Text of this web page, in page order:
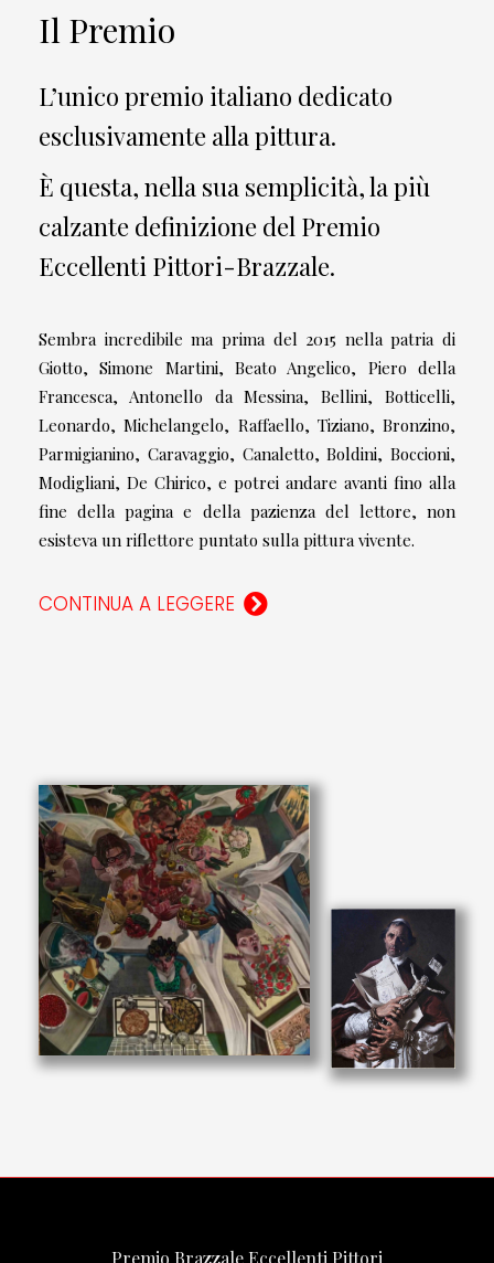
Il Premio
L’unico premio italiano dedicato
esclusivamente alla pittura.
È questa, nella sua semplicità, la più
calzante definizione del Premio
Eccellenti Pittori-Brazzale.
Sembra incredibile ma prima del 2015 nella patria di
Giotto, Simone Martini, Beato Angelico, Piero della
Francesca, Antonello da Messina, Bellini, Botticelli,
Leonardo, Michelangelo, Raffaello, Tiziano, Bronzino,
Parmigianino, Caravaggio, Canaletto, Boldini, Boccioni,
Modigliani, De Chirico, e potrei andare avanti fino alla
fine della pagina e della pazienza del lettore, non
esisteva un riflettore puntato sulla pittura vivente.
CONTINUA A LEGGERE
Premio Brazzale Eccellenti Pittori